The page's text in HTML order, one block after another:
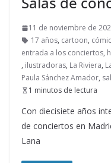
11 de noviembre de
17 años, cartoon,
entrada a los conciertos,
, ilustradoras, La Riviera,
Paula Sánchez Amador,
1 minutos de lectura
Con diecisiete años
de conciertos en
Lana